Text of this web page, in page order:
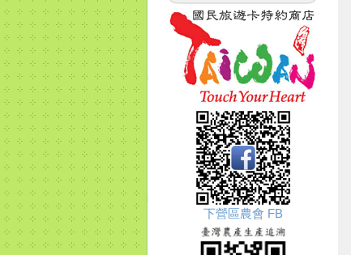
下營區農會 FB